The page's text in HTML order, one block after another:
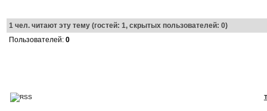
1чел. читают эту тему (гостей: 1, скрытых пользователей: 0)
Пользователей: 0